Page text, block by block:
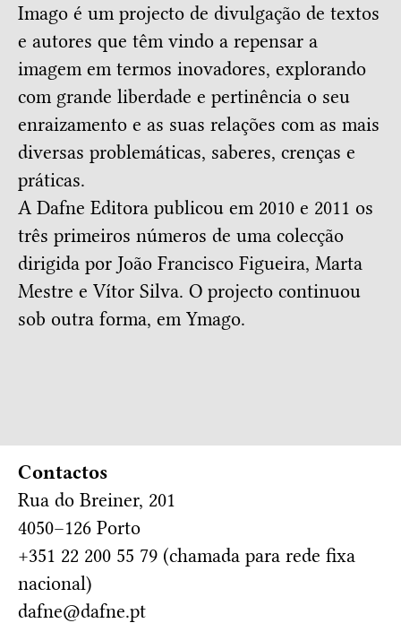
Imago é um projecto de divulgação de textos
e autores que têm vindo a repensar a
imagem em termos inovadores, explorando
com grande liberdade e pertinência o seu
enraizamento e as suas relações com as mais
diversas problemáticas, saberes, crenças e
práticas.
A Dafne Editora publicou em 2010 e 2011 os
três primeiros números de uma colecção
dirigida por João Francisco Figueira, Marta
Mestre e Vítor Silva. O projecto continuou
sob outra forma, em Ymago.
Contactos
Rua do Breiner, 201
4050–126 Porto
+351 22 200 55 79 (chamada para rede fixa
nacional)
dafne@dafne.pt